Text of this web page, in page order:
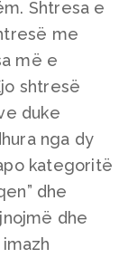
Shtresa e
me
më e
shtresë
duke
nga dy
kategoritë
dhe
dhe